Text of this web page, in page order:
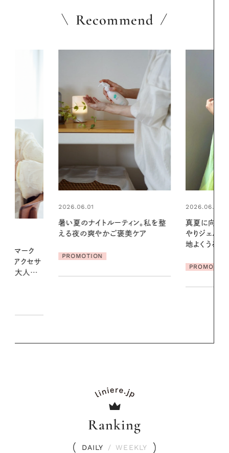
Recommend
2026.06.01
真夏に向けて、ハーブが香るひん
やりジェルと出合う。暑い季節に心
ア
2026.06.01
お出かけ前
の一日。汗ば
に過ごす私
Ranking
DAILY / WEEKLY